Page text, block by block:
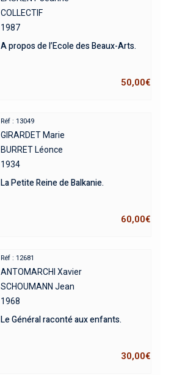
COLLECTIF
1987
A propos de l’Ecole des Beaux-Arts.
50,00€
Réf : 13049
GIRARDET Marie
BURRET Léonce
1934
La Petite Reine de Balkanie.
60,00€
Réf : 12681
ANTOMARCHI Xavier
SCHOUMANN Jean
1968
Le Général raconté aux enfants.
30,00€